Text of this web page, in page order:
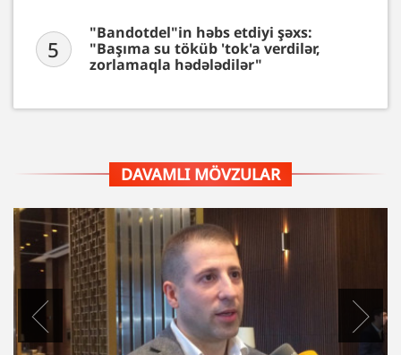
5
"Bandotdel"in həbs etdiyi şəxs:
"Başıma su töküb 'tok'a verdilər,
zorlamaqla hədələdilər"
DAVAMLI MÖVZULAR